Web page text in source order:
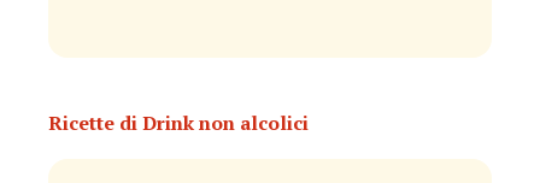
Ricette di Drink non alcolici